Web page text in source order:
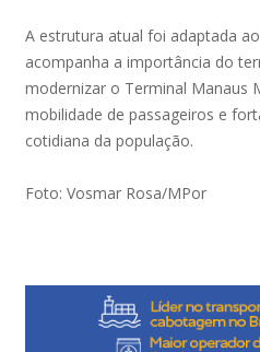
A estrutura atual foi adaptada
acompanha a importância do
modernizar o Terminal Manaus
mobilidade de passageiros e
cotidiana da população.
Foto: Vosmar Rosa/MPor